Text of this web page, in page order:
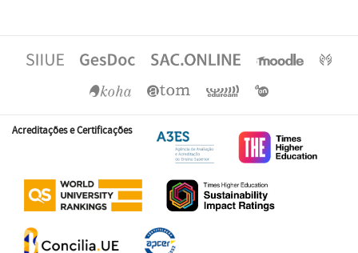
Acreditações e Certificações